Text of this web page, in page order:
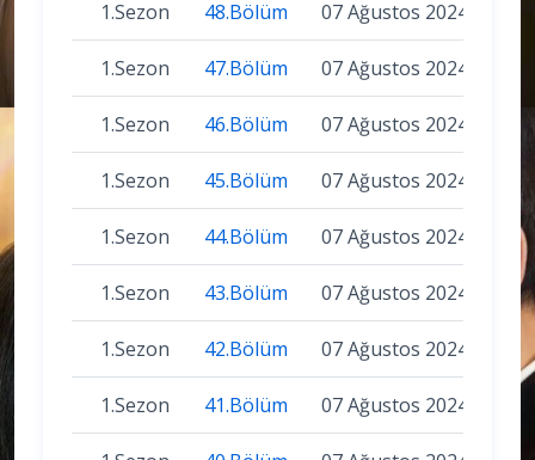
1.Sezon 48.Bölüm 07 Ağustos 2024
1.Sezon 47.Bölüm 07 Ağustos 2024
1.Sezon 46.Bölüm 07 Ağustos 2024
1.Sezon 45.Bölüm 07 Ağustos 2024
1.Sezon 44.Bölüm 07 Ağustos 2024
1.Sezon 43.Bölüm 07 Ağustos 2024
1.Sezon 42.Bölüm 07 Ağustos 2024
1.Sezon 41.Bölüm 07 Ağustos 2024